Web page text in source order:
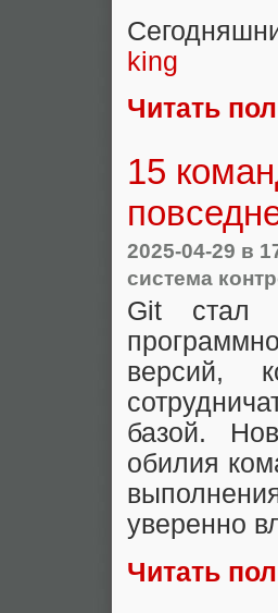
king
Читать
15
2025-04-29 в
система
Git стал
версий,
базой.
обилия
уверенно
Читать